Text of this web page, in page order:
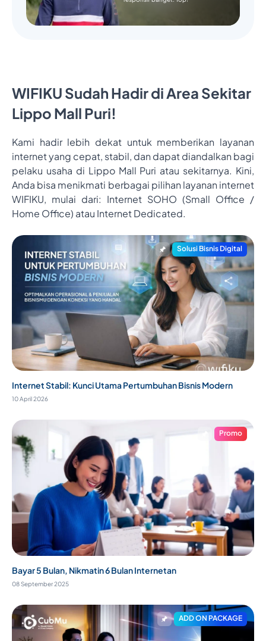
WIFIKU Sudah Hadir di Area Sekitar
Lippo Mall Puri!
Kami hadir lebih dekat untuk memberikan layanan
internet yang cepat, stabil, dan dapat diandalkan bagi
pelaku usaha di Lippo Mall Puri atau sekitarnya. Kini,
Anda bisa menikmati berbagai pilihan layanan internet
WIFIKU, mulai dari: Internet SOHO (Small Office /
Home Office) atau Internet Dedicated.
Solusi Bisnis Digital
Internet Stabil: Kunci Utama Pertumbuhan Bisnis Modern
10 April 2026
Promo
Bayar 5 Bulan, Nikmatin 6 Bulan Internetan
08 September 2025
ADD ON PACKAGE